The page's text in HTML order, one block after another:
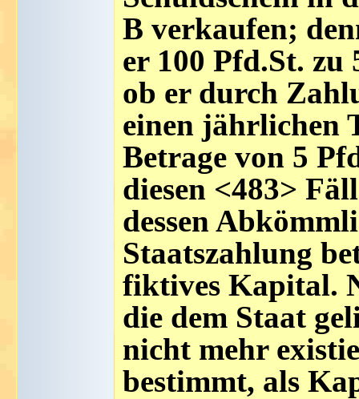
B verkaufen;
er 100 Pfd.St.
ob er durch
einen jährlichen
Betrage von 5
diesen <483>
dessen
Staatszahlung
fiktives Kapital.
die dem Staat
nicht mehr
bestimmt, als